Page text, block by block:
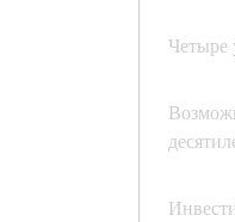
Четыре